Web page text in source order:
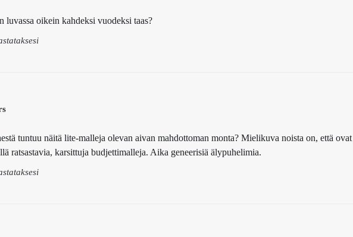
luvassa oikein kahdeksi vuodeksi taas?
tuntuu näitä lite-malleja olevan aivan mahdottoman monta? Mielikuva noista on, että ovat
ratsastavia, karsittuja budjettimalleja. Aika geneerisiä älypuhelimia.